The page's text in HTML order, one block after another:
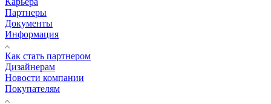
Партнеры
Документы
Информация
Как стать партнером
Дизайнерам
Новости компании
Покупателям